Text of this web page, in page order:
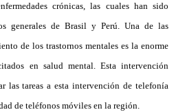
crónicas, las cuales han sido
generales de Brasil y Perú. Una de las
de los trastornos mentales es la enorme
en salud mental. Esta intervención
las tareas a esta intervención de telefonía
de teléfonos móviles en la región.